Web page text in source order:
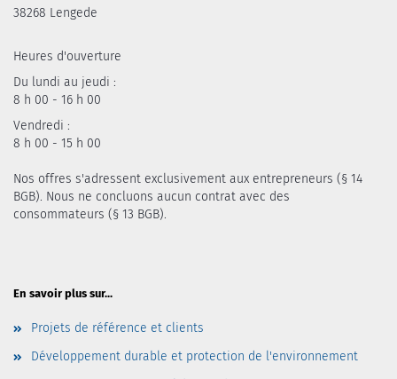
38268 Lengede
Heures d'ouverture
Du lundi au jeudi :
8 h 00 - 16 h 00
Vendredi :
8 h 00 - 15 h 00
Nos offres s'adressent exclusivement aux entrepreneurs (§ 14
BGB). Nous ne concluons aucun contrat avec des
consommateurs (§ 13 BGB).
En savoir plus sur...
Projets de référence et clients
Développement durable et protection de l'environnement